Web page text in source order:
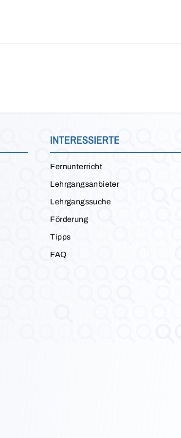
INTERESSIERTE
Fernunterricht
Lehrgangsanbieter
Lehrgangssuche
Förderung
Tipps
FAQ